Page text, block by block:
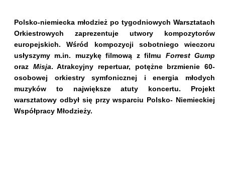
Polsko-niemiecka młodzież po tygodniowych Warsztatach
Orkiestrowych zaprezentuje utwory kompozytorów
europejskich. Wśród kompozycji sobotniego wieczoru
usłyszymy m.in. muzykę filmową z filmu Forrest Gump
oraz Misja. Atrakcyjny repertuar, potężne brzmienie 60-
osobowej orkiestry symfonicznej i energia młodych
muzyków to największe atuty koncertu. Projekt
warsztatowy odbył się przy wsparciu Polsko- Niemieckiej
Współpracy Młodzieży.